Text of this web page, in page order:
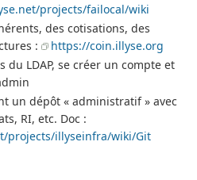
projects/failocal/wiki
des cotisations, des
:
https://coin.illyse.org
du LDAP, se créer un compte et
un dépôt « administratif » avec
RI, etc. Doc :
projects/illyseinfra/wiki/Git